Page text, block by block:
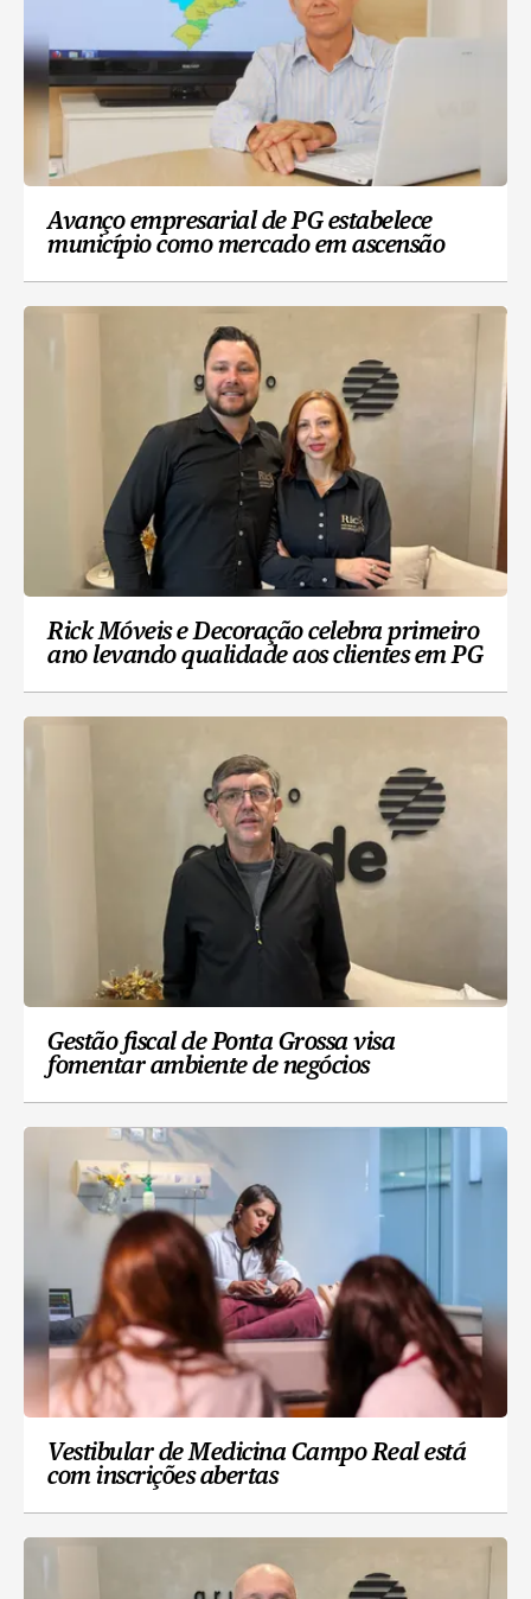
Avanço empresarial de PG estabelece
município como mercado em ascensão
Rick Móveis e Decoração celebra primeiro
ano levando qualidade aos clientes em PG
Gestão fiscal de Ponta Grossa visa
fomentar ambiente de negócios
Vestibular de Medicina Campo Real está
com inscrições abertas